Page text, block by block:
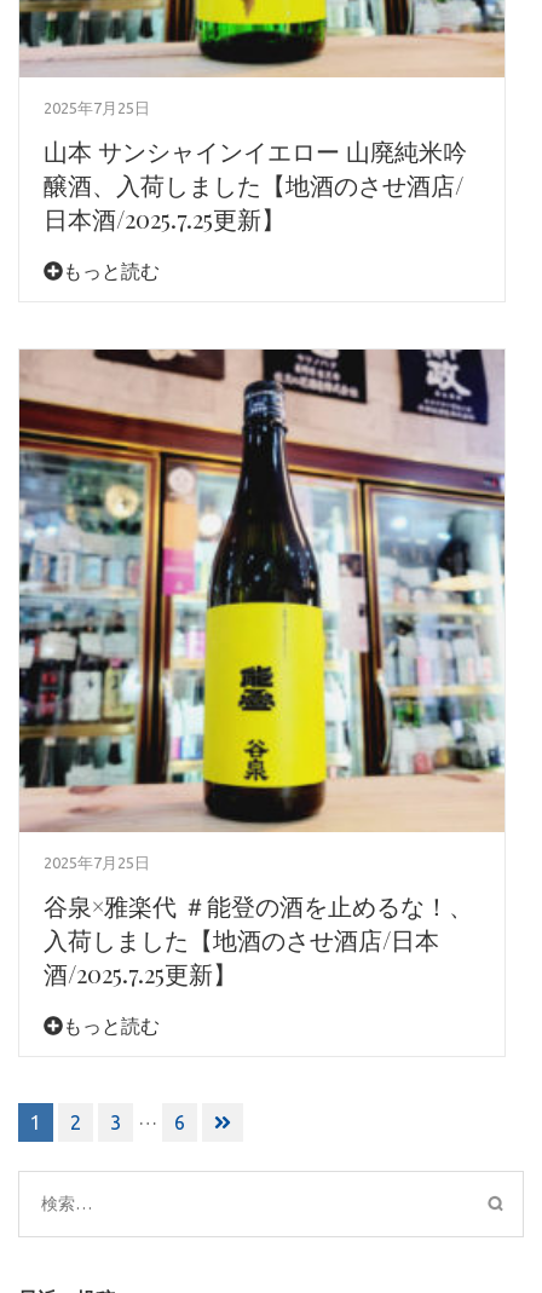
2025年7月25日
山本 サンシャインイエロー 山廃純米吟
醸酒、入荷しました【地酒のさせ酒店/
日本酒/2025.7.25更新】
もっと読む
2025年7月25日
谷泉×雅楽代 ＃能登の酒を止めるな！、
入荷しました【地酒のさせ酒店/日本
酒/2025.7.25更新】
もっと読む
投
稿
ナ
ビ
ゲ
1 2 3 … 6
検
索: